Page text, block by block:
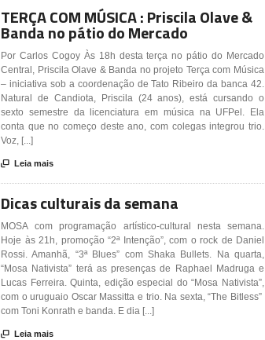
TERÇA COM MÚSICA : Priscila Olave &
Banda no pátio do Mercado
Por Carlos Cogoy Às 18h desta terça no pátio do Mercado
Central, Priscila Olave & Banda no projeto Terça com Música
– iniciativa sob a coordenação de Tato Ribeiro da banca 42.
Natural de Candiota, Priscila (24 anos), está cursando o
sexto semestre da licenciatura em música na UFPel. Ela
conta que no começo deste ano, com colegas integrou trio.
Voz, [...]
 Leia mais
Dicas culturais da semana
MOSA com programação artístico-cultural nesta semana.
Hoje às 21h, promoção “2ª Intenção”, com o rock de Daniel
Rossi. Amanhã, “3ª Blues” com Shaka Bullets. Na quarta,
“Mosa Nativista” terá as presenças de Raphael Madruga e
Lucas Ferreira. Quinta, edição especial do “Mosa Nativista”,
com o uruguaio Oscar Massitta e trio. Na sexta, “The Bitless”
com Toni Konrath e banda. E dia [...]
 Leia mais